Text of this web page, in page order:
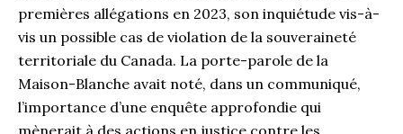
premières allégations en 2023, son inquiétude vis-à-
vis un possible cas de violation de la souveraineté
territoriale du Canada. La porte-parole de la
Maison-Blanche avait noté, dans un communiqué,
l’importance d’une enquête approfondie qui
mènerait à des actions en justice contre les